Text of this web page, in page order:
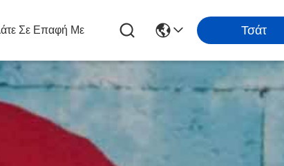
Σε Επαφή Με Τσάτ